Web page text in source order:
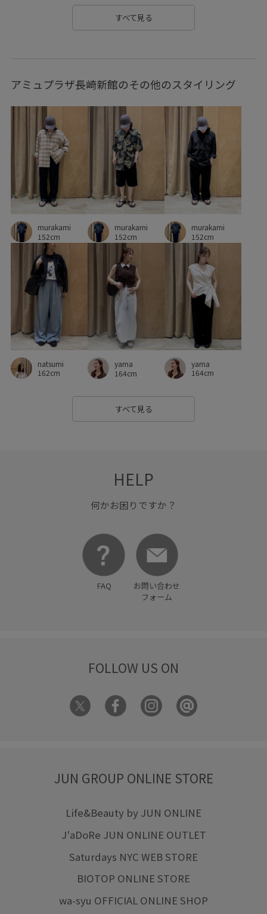
すべて見る
アミュプラザ長崎新館のその他のスタイリング
murakami
152cm
murakami
152cm
murakami
152cm
natsumi
162cm
yama
164cm
yama
164cm
すべて見る
HELP
何かお困りですか？
FAQ
お問い合わせ
フォーム
FOLLOW US ON
JUN GROUP ONLINE STORE
Life&Beauty by JUN ONLINE
J'aDoRe JUN ONLINE OUTLET
Saturdays NYC WEB STORE
BIOTOP ONLINE STORE
wa-syu OFFICIAL ONLINE SHOP